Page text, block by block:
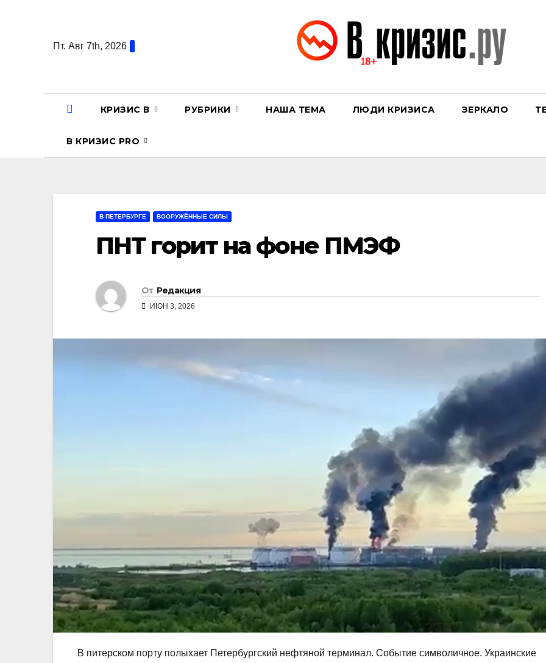
содержаниюПт. Авг 7th, 2026
КРИЗИС В РУБРИКИ НАША ТЕМА ЛЮДИ КРИЗИСА ЗЕРКАЛО
В КРИЗИС PRO
В ПЕТЕРБУРГЕ ВООРУЖЁННЫЕ СИЛЫ
ПНТ горит на фоне ПМЭФ
От Редакция
ИЮН 3, 2026
В питерском порту полыхает Петербургский нефтяной терминал. Событие символичное. Украинские